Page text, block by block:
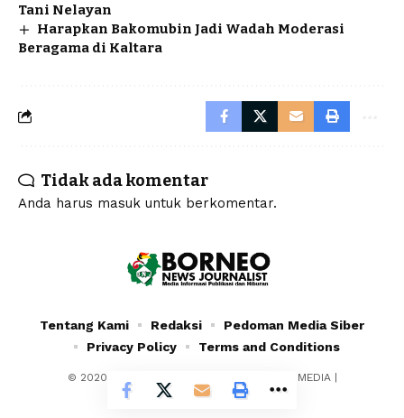
Tani Nelayan
Harapkan Bakomubin Jadi Wadah Moderasi
Beragama di Kaltara
Tidak ada komentar
Anda harus masuk untuk berkomentar.
© 2020 - 2024 - PT. YAFRAN BORNEO MULTIMEDIA |
Borneonewsjournalist.co.id
Tentang Kami Redaksi
Pedoman Media Siber
Privacy Policy
Terms and Conditions